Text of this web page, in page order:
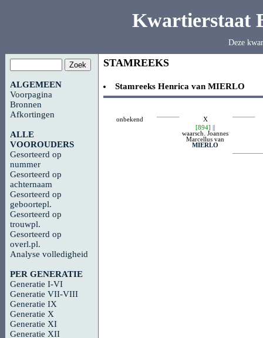
Kwartierstaat
Deze
ALGEMEEN
Voorpagina
Bronnen
Afkortingen
ALLE
VOOROUDERS
Gesorteerd op
nummer
Gesorteerd op
achternaam
Gesorteerd op
geboortepl.
Gesorteerd op
trouwpl.
Gesorteerd op
overl.pl.
Analyse volledigheid
PER GENERATIE
Generatie I-VI
Generatie VII-VIII
Generatie IX
Generatie X
Generatie XI
Generatie XII
STAMREEKS
Stamreeks Henrica van MIERLO
onbekend
X
[894] ||
waarsch. Joannes
Marcellus van
MIERLO